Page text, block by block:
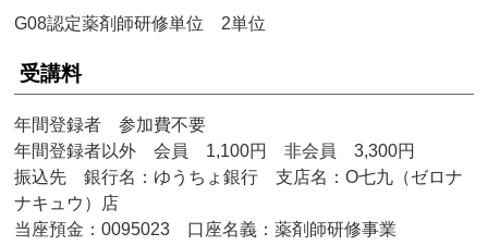
G08認定薬剤師研修単位 2単位
受講料
年間登録者 参加費不要
年間登録者以外 会員 1,100円 非会員 3,300円
振込先 銀行名：ゆうちょ銀行 支店名：O七九（ゼロナ
ナキュウ）店
当座預金：0095023 口座名義：薬剤師研修事業